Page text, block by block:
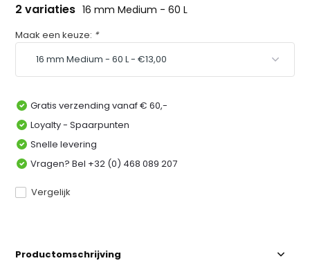
2 variaties 16 mm Medium - 60 L
Maak een keuze: *
Gratis verzending vanaf € 60,-
Loyalty - Spaarpunten
Snelle levering
Vragen? Bel +32 (0) 468 089 207
Vergelijk
Productomschrijving